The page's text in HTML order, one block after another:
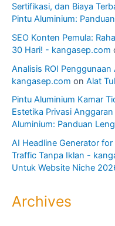
Sertifikasi, dan Biaya
Pintu Aluminium:
SEO Konten Pemula:
30 Hari! - kangasep.com
Analisis ROI
kangasep.com on Alat
Pintu Aluminium Kamar
Estetika Privasi
Aluminium: Panduan
AI Headline Generator
Traffic Tanpa Iklan -
Untuk Website Niche
Archives